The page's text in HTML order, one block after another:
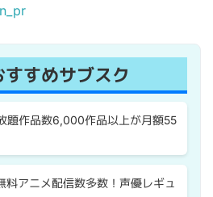
すすめサブスク
題作品数6,000作品以上が月額55
料アニメ配信数多数！声優レギュ